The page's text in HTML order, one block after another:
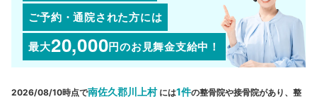
ご予約・通院された方には
最大20,000円のお見舞金支給中！
2026/08/10時点で南佐久郡川上村には1件の整骨院や接骨院があり、整